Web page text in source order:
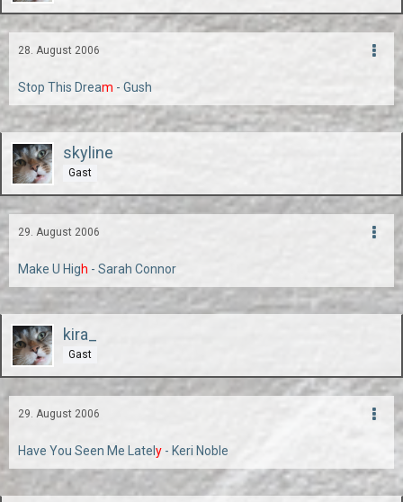
28. August 2006
Stop This Dream - Gush
skyline
Gast
29. August 2006
Make U High - Sarah Connor
kira_
Gast
29. August 2006
Have You Seen Me Latel y - Keri Noble